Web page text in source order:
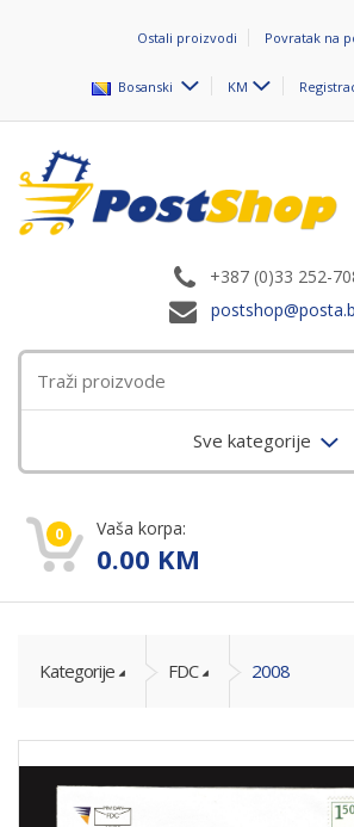
Ostali proizvodi Povratak na
Bosanski KM
+387 (0)33 252-
Sve kategorije
0 Vaša korpa:
0.00 KM
Kategorije FDC 2008